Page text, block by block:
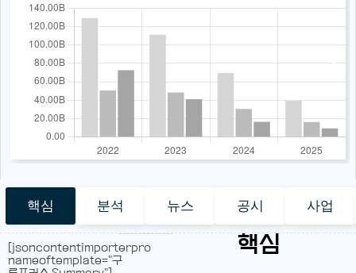
핵심 분석 뉴스 공시 사업
핵심
[jsoncontentimporterpro
nameoftemplate="구